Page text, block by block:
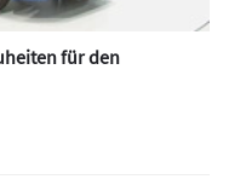
für den